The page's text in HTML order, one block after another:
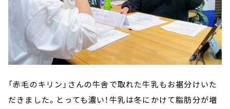
「赤毛のキリン」さんの牛舎で取れた牛乳もお裾分けいた
だきました。とっても濃い！牛乳は冬にかけて脂肪分が増